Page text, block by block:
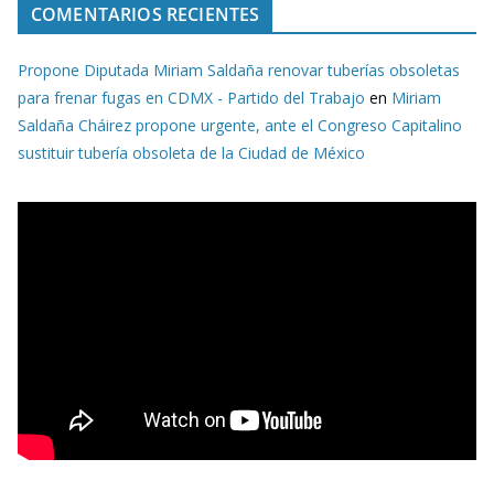
COMENTARIOS RECIENTES
Propone Diputada Miriam Saldaña renovar tuberías obsoletas
para frenar fugas en CDMX - Partido del Trabajo en Miriam
Saldaña Cháirez propone urgente, ante el Congreso Capitalino
sustituir tubería obsoleta de la Ciudad de México